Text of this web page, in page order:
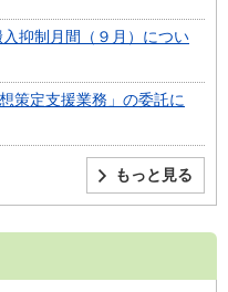
抑制月間（９月）につい
策定支援業務」の委託に
もっと見る